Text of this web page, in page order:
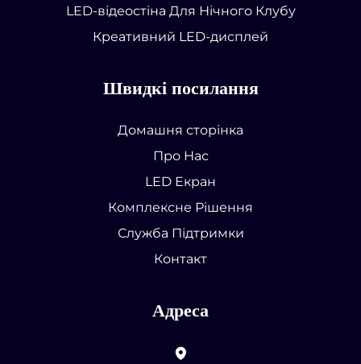
LED-відеостіна Для Нічного Клубу
Креативний LED-дисплей
Швидкі посилання
Домашня сторінка
Про Нас
LED Екран
Комплексне Рішення
Служба Підтримки
Контакт
Адреса